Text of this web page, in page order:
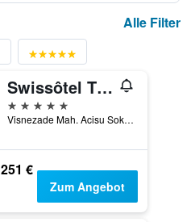
Alle Filter
Swissôtel The Bosphorus - Istanbul
5 Sterne
Visnezade Mah. Acisu Sok. NO. 19, Istanbul, Türkei
251 €
Zum Angebot